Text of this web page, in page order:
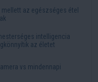
az egészséges étel
intelligencia
az életet
vs mindennapi